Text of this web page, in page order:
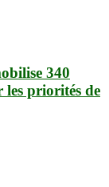
340
priorités de